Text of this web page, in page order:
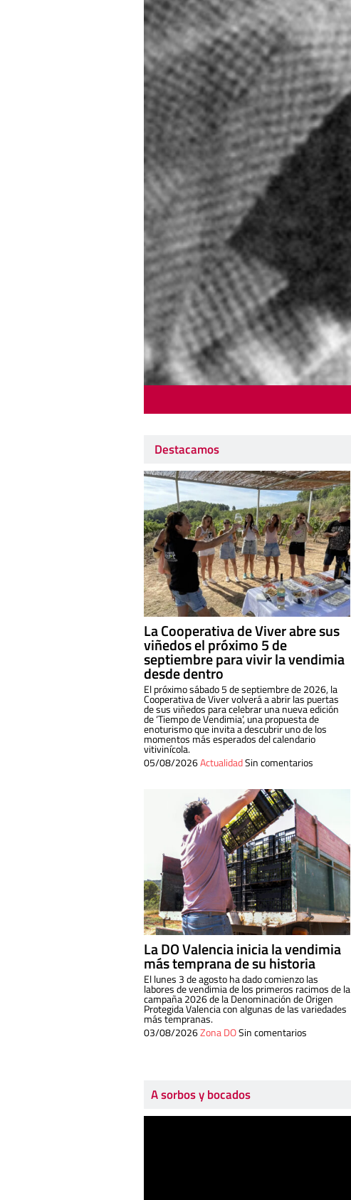
Destacamos
La Cooperativa de Viver abre sus
viñedos el próximo 5 de
septiembre para vivir la vendimia
desde dentro
El próximo sábado 5 de septiembre de 2026, la
Cooperativa de Viver volverá a abrir las puertas
de sus viñedos para celebrar una nueva edición
de ‘Tiempo de Vendimia’, una propuesta de
enoturismo que invita a descubrir uno de los
momentos más esperados del calendario
vitivinícola.
05/08/2026ActualidadSin comentarios
La DO Valencia inicia la vendimia
más temprana de su historia
El lunes 3 de agosto ha dado comienzo las
labores de vendimia de los primeros racimos de la
campaña 2026 de la Denominación de Origen
Protegida Valencia con algunas de las variedades
más tempranas.
03/08/2026Zona DOSin comentarios
A sorbos y bocados